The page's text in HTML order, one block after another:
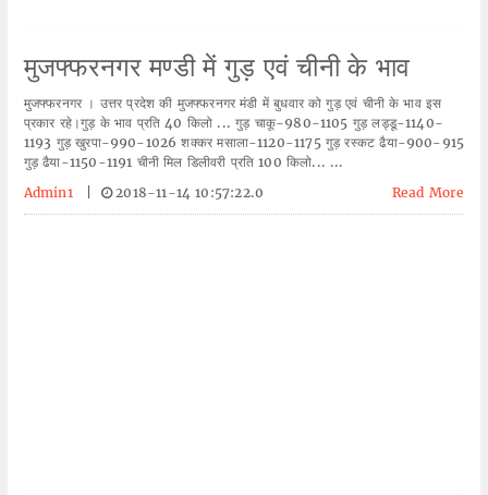
मुजफ्फरनगर मण्डी में गुड़ एवं चीनी के भाव
मुजफ्फरनगर । उत्तर प्रदेश की मुजफ्फरनगर मंडी में बुधवार को गुड़ एवं चीनी के भाव इस
प्रकार रहे।गुड़ के भाव प्रति 40 किलो ... गुड़ चाकू-980-1105 गुड़ लड्डू-1140-
1193 गुड़ खुरपा-990-1026 शक्कर मसाला-1120-1175 गुड़ रस्कट ढैया-900-915
गुड़ ढैया-1150-1191 चीनी मिल डिलीवरी प्रति 100 किलो... ...
Admin1
2018-11-14 10:57:22.0 Read More